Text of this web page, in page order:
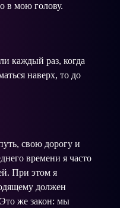
в мою голову.
каждый раз, когда
наверх, то до
свою дорогу и
времени я часто
При этом я
должен
же закон: мы